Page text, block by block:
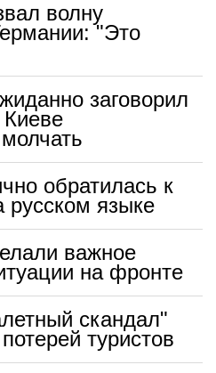
волну
"Это
заговорил
обратилась к
русском языке
важное
на фронте
скандал"
туристов